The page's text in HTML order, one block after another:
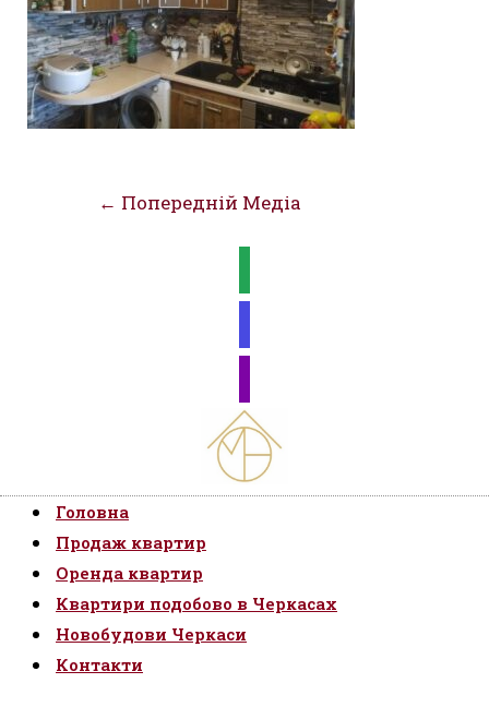
Навігація
← Попередній Медіа
Головна
Продаж квартир
Оренда квартир
Квартири подобово в Черкасах
Новобудови Черкаси
Контакти